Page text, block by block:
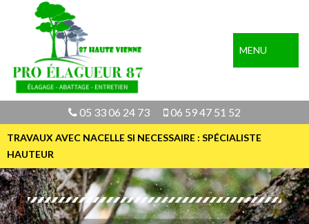
MENU
05 33 06 24 73 06 59 47 51 52
TRAVAUX AVEC NACELLE SI NECESSAIRE : SPÉCIALISTE
HAUTEUR